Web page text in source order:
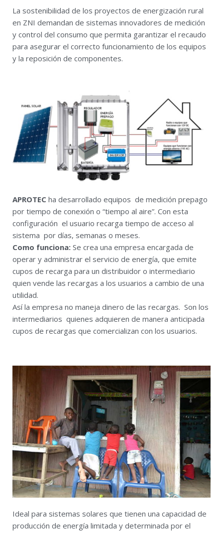
La sostenibilidad de los proyectos de energización rural
en ZNI demandan de sistemas innovadores de medición
y control del consumo que permita garantizar el recaudo
para asegurar el correcto funcionamiento de los equipos
y la reposición de componentes.
APROTEC ha desarrollado equipos de medición prepago
por tiempo de conexión o “tiempo al aire”. Con esta
configuración el usuario recarga tiempo de acceso al
sistema por días, semanas o meses.
Como funciona:Se crea una empresa encargada de
operar y administrar el servicio de energía, que emite
cupos de recarga para un distribuidor o intermediario
quien vende las recargas a los usuarios a cambio de una
utilidad.
Así la empresa no maneja dinero de las recargas. Son los
intermediarios quienes adquieren de manera anticipada
cupos de recargas que comercializan con los usuarios.
Ideal para sistemas solares que tienen una capacidad de
producción de energía limitada y determinada por el